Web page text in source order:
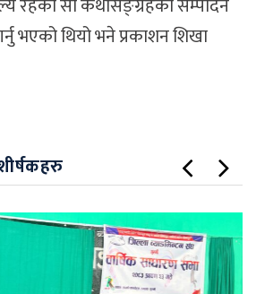
रहेको सो कथासङ्ग्रहको सम्पादन
भएको थियो भने प्रकाशन शिखा